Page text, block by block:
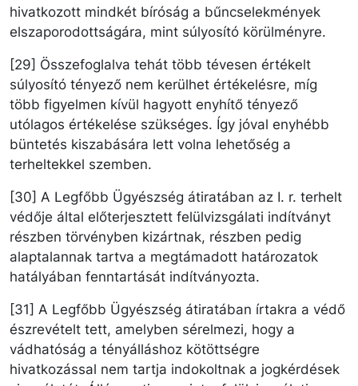
hivatkozott mindkét bíróság a bűncselekmények
elszaporodottságára, mint súlyosító körülményre.
[29] Összefoglalva tehát több tévesen értékelt
súlyosító tényező nem kerülhet értékelésre, míg
több figyelmen kívül hagyott enyhítő tényező
utólagos értékelése szükséges. Így jóval enyhébb
büntetés kiszabására lett volna lehetőség a
terheltekkel szemben.
[30] A Legfőbb Ügyészség átiratában az I. r. terhelt
védője által előterjesztett felülvizsgálati indítványt
részben törvényben kizártnak, részben pedig
alaptalannak tartva a megtámadott határozatok
hatályában fenntartását indítványozta.
[31] A Legfőbb Ügyészség átiratában írtakra a védő
észrevételt tett, amelyben sérelmezi, hogy a
vádhatóság a tényálláshoz kötöttségre
hivatkozással nem tartja indokoltnak a jogkérdések